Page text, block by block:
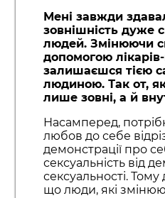
Мені завжди
зовнішність дуже
людей. Змінюючи
допомогою
залишаєшся тією
людиною. Так от,
лише зовні, а й
Насамперед,
любов до себе
демонстрації про
сексуальність від
сексуальності.
що люди, які